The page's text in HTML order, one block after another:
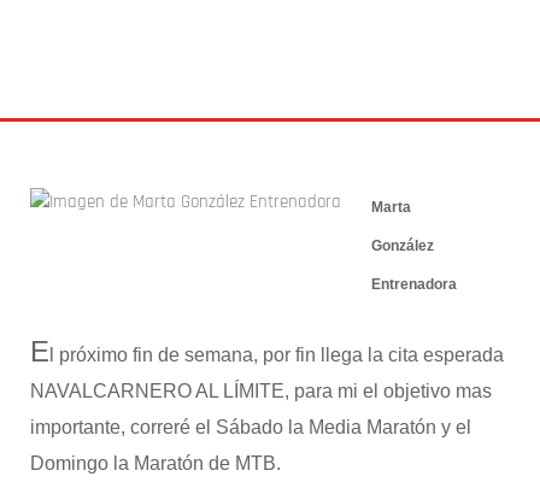
Marta
González
Entrenadora
E l próximo fin de semana, por fin llega la cita esperada
NAVALCARNERO AL LÍMITE, para mi el objetivo mas
importante, correré el Sábado la Media Maratón y el
Domingo la Maratón de MTB.